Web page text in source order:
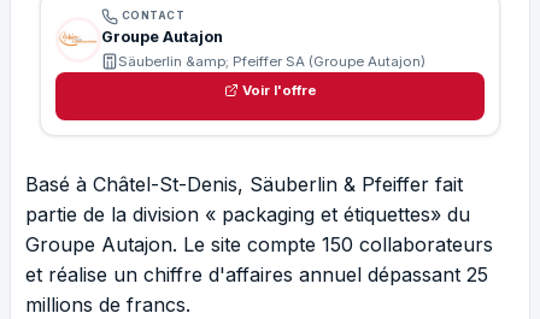
CONTACT
Groupe Autajon
Säuberlin &amp; Pfeiffer SA (Groupe Autajon)
Voir l'offre
Basé à Châtel-St-Denis, Säuberlin & Pfeiffer fait
partie de la division « packaging et étiquettes» du
Groupe Autajon. Le site compte 150 collaborateurs
et réalise un chiffre d'affaires annuel dépassant 25
millions de francs.